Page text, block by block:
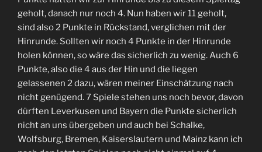
geholt, danach nur noch 4. Nun haben wir 11 geholt,
sind also 2 Punkte in Rückstand, verglichen mit der
Hinrunde. Sollten wir noch 4 Punkte in der Hinrunde
holen können, so wäre das sicherlich zu wenig. Auch 6
Punkte, also die 4 aus der Hin und die liegen
gelassenen 2 dazu, wären meiner Einschätzung nach
nicht genügend. 7 Spiele stehen uns noch bevor, davon
dürften Leverkusen und Bayern die Punkte sicherlich
nicht an uns übergeben und auch bei Schalke,
Wolfsburg, Bremen, Kaiserslautern und Mainz kann ich